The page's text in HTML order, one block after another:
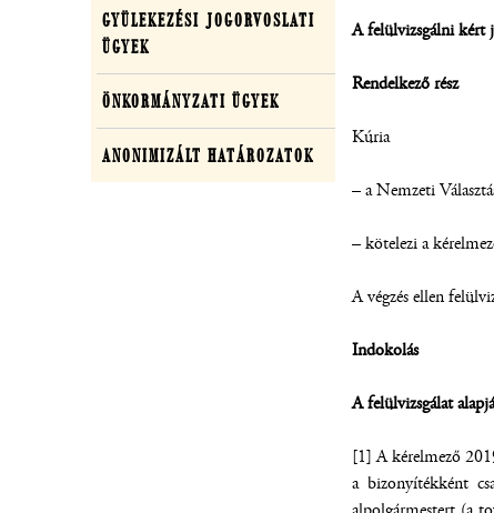
A felülvizsgálni kért
Rendelkező rész
Kúria
– a Nemzeti
– kötelezi a
A végzés ellen
Indokolás
A felülvizsgálat
[1] A kérelmező
a bizonyítékként
GYÜLEKEZÉSI JOGORVOSLATI
ÜGYEK
ÖNKORMÁNYZATI ÜGYEK
ANONIMIZÁLT HATÁROZATOK